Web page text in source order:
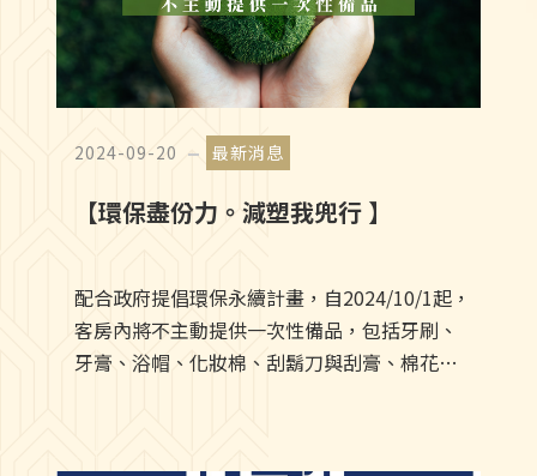
2024-09-20 最新消息
【環保盡份力。減塑我兜行 】
配合政府提倡環保永續計畫，自2024/10/1起，
客房內將不主動提供一次性備品，包括牙刷、
牙膏、浴帽、化妝棉、刮鬍刀與刮膏、棉花